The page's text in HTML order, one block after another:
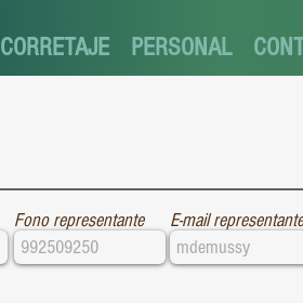
CORRETAJE PERSONAL
Fono representante E-mail representante